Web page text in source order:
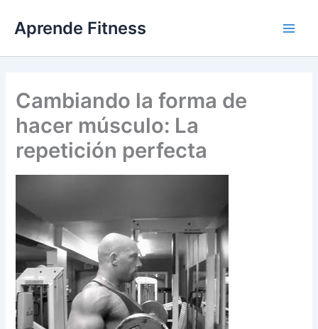
contenido
Aprende Fitness
Cambiando la forma de
hacer músculo: La
repetición perfecta